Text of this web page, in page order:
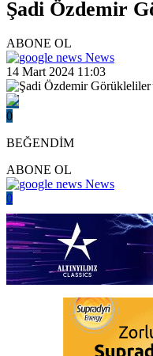
Şadi Özdemir
ABONE OL
News
14 Mart 2024 11:03
0
BEĞENDİM
ABONE OL
News
0